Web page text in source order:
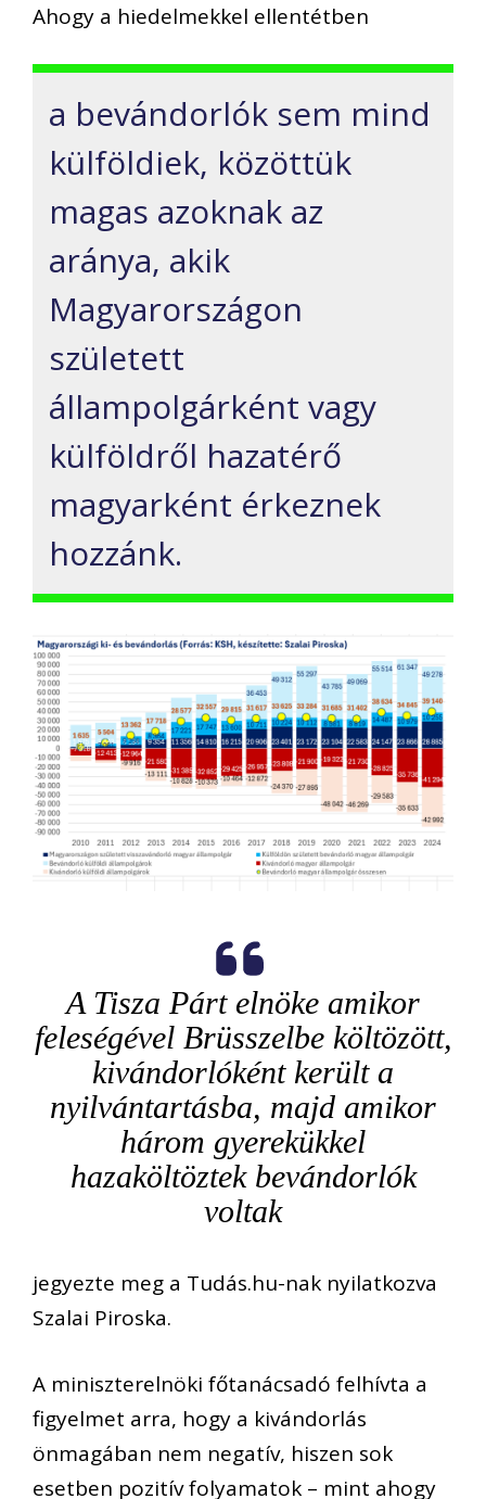
Ahogy a hiedelmekkel ellentétben
a bevándorlók sem mind
külföldiek, közöttük
magas azoknak az
aránya, akik
Magyarországon
született
állampolgárként vagy
külföldről hazatérő
magyarként érkeznek
hozzánk.
A Tisza Párt elnöke amikor
feleségével Brüsszelbe költözött,
kivándorlóként került a
nyilvántartásba, majd amikor
három gyerekükkel
hazaköltöztek bevándorlók
voltak
jegyezte meg a Tudás.hu-nak nyilatkozva
Szalai Piroska.
A miniszterelnöki főtanácsadó felhívta a
figyelmet arra, hogy a kivándorlás
önmagában nem negatív, hiszen sok
esetben pozitív folyamatok – mint ahogy